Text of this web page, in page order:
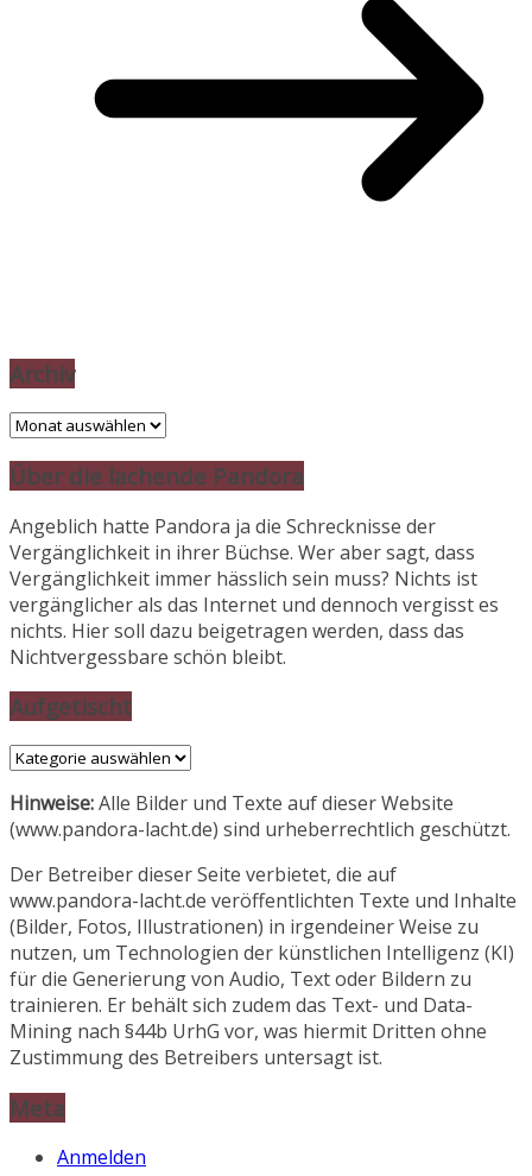
Archiv
Archiv
Über die lachende Pandora
Angeblich hatte Pandora ja die Schrecknisse der
Vergänglichkeit in ihrer Büchse. Wer aber sagt, dass
Vergänglichkeit immer hässlich sein muss? Nichts ist
vergänglicher als das Internet und dennoch vergisst es
nichts. Hier soll dazu beigetragen werden, dass das
Nichtvergessbare schön bleibt.
Aufgetischt
Aufgetischt
Hinweise:Alle Bilder und Texte auf dieser Website
(www.pandora-lacht.de) sind urheberrechtlich geschützt.
Der Betreiber dieser Seite verbietet, die auf
www.pandora-lacht.de veröffentlichten Texte und Inhalte
(Bilder, Fotos, Illustrationen) in irgendeiner Weise zu
nutzen, um Technologien der künstlichen Intelligenz (KI)
für die Generierung von Audio, Text oder Bildern zu
trainieren. Er behält sich zudem das Text- und Data-
Mining nach §44b UrhG vor, was hiermit Dritten ohne
Zustimmung des Betreibers untersagt ist.
Meta
Anmelden